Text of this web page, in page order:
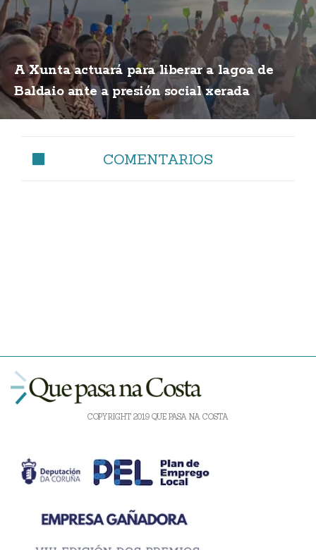
A Xunta actuará para liberar a lagoa de
Baldaio ante a presión social xerada
COMENTARIOS
COPYRIGHT 2019 QUE PASA NA COSTA